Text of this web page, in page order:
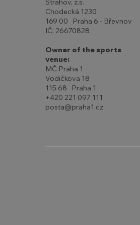
Strahov, z.s.
Chodecká 1230
169 00 Praha 6 - Břevnov
IČ: 26670828
Owner of the sports
venue:
MČ Praha 1
Vodičkova 18
115 68 Praha 1
+420 221 097 111
posta@praha1.cz